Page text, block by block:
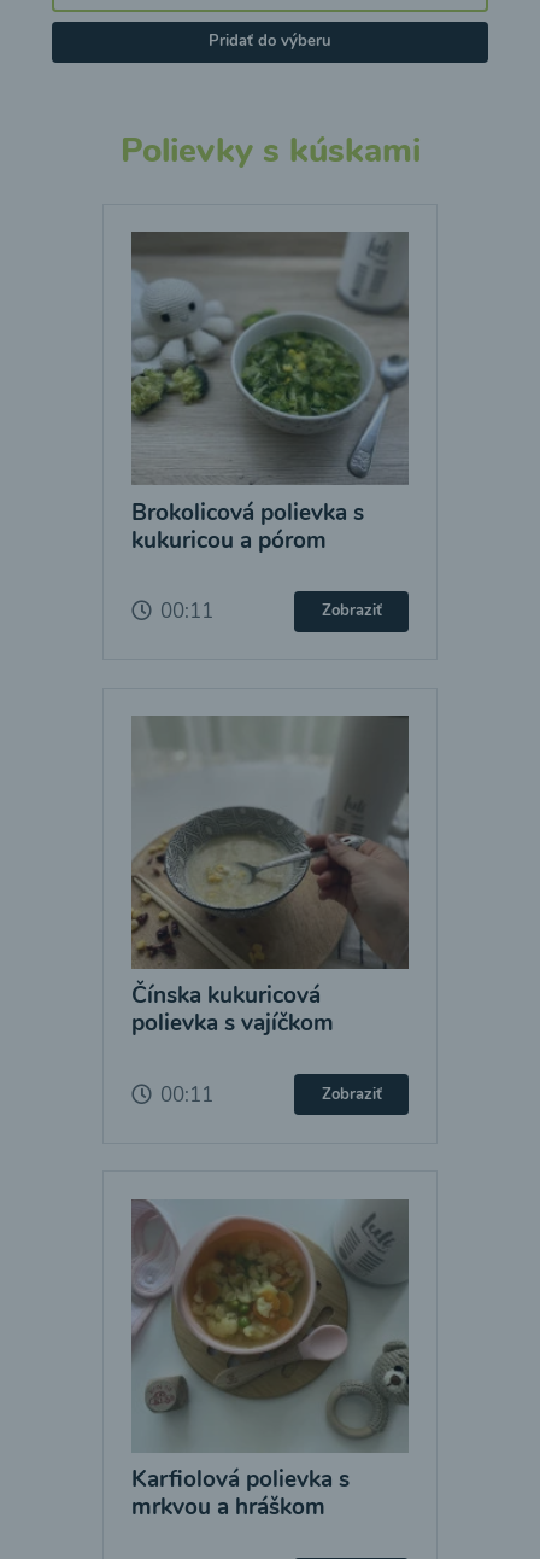
Pridať do výberu
Polievky s kúskami
Brokolicová polievka s
kukuricou a pórom
00:11 Zobraziť
Čínska kukuricová
polievka s vajíčkom
00:11 Zobraziť
Karfiolová polievka s
mrkvou a hráškom